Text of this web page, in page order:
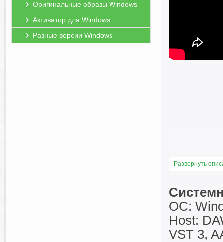
Оригинальные образы Windows
Активатор для Windows
Разные версии Windows
Развернуть
ОС:
Host:
VST 3,